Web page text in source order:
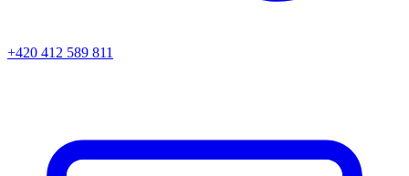
+420 412 589 811